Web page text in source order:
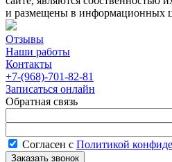
и размещены в информационных
Отзывы
Наши работы
Контакты
+7-(968)-701-82-81
Записаться онлайн
Обратная связь
Согласен с Политикой